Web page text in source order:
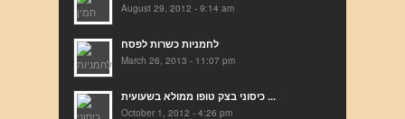
August 29, 2012 - 9:14 am
לחמניות כשרות לפסח
March 26, 2013 - 11:07 pm
כיסוני בצק טופו ממולא בשעועית ...
October 1, 2012 - 4:26 pm